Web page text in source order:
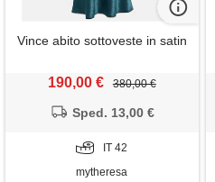
Vince abito sottoveste in satin
190,00 € 380,00 €
Sped. 13,00 €
IT 42
mytheresa